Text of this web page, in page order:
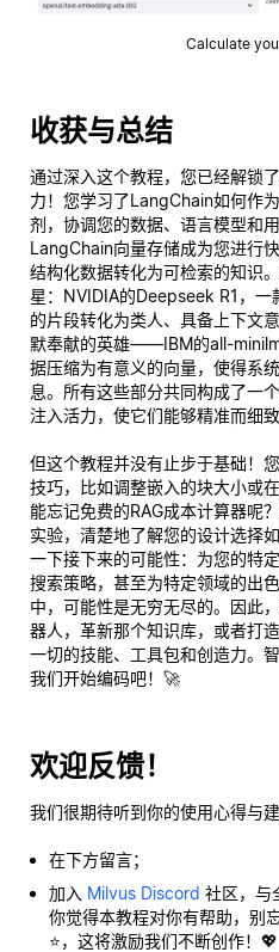
Calculate
收获与总结
通过深入这个教程，您已经解锁
力！您学习了LangChain如何作
剂，协调您的数据、语言模型和
LangChain向量存储成为您进行
结构化数据转化为可检索的知识
星：NVIDIA的Deepseek R1，
的片段转化为类人、具备上下文
默奉献的英雄——IBM的all-
据压缩为有意义的向量，使得系
息。所有这些部分共同构成了一
注入活力，使它们能够精准而细
但这个教程并没有止步于基础！
技巧，比如调整嵌入的块大小或
能忘记免费的RAG成本计算器呢
实验，清楚地了解您的设计选择
一下接下来的可能性：为您的特
搜索策略，甚至为特定领域的出
中，可能性是无穷无尽的。因
器人，革新那个知识库，或者打
一切的技能、工具包和创造力。
我们开始编码吧！🚀
欢迎反馈！
我们很期待听到你的使用心得与
在下方留言；
加入 Milvus Discord 社区，与
你觉得本教程对你有帮助，别
⭐，这将激励我们不断创作！💖